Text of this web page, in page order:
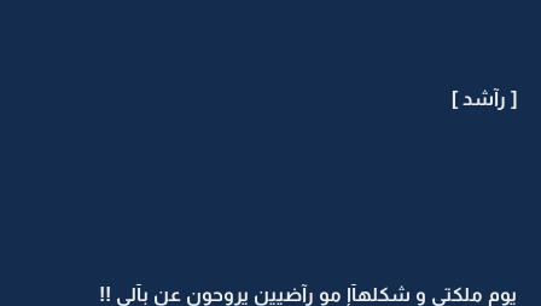
[ رآشد ]
يوم ملكتي و شكلهآإ مو رآضيين يروحون عن بآلي !!